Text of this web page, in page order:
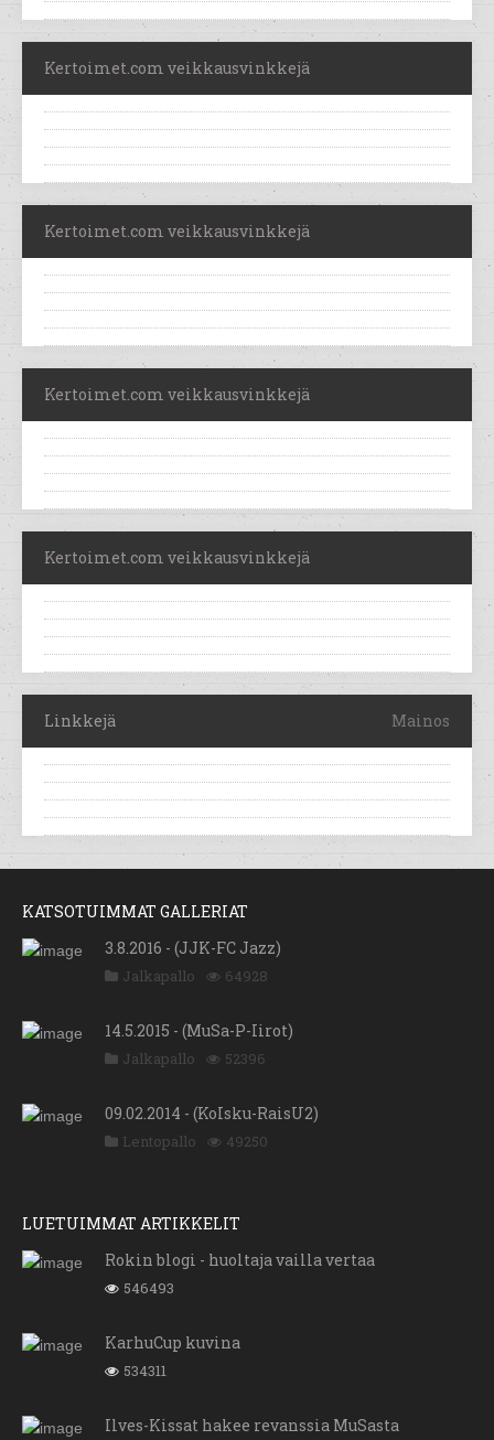
Kertoimet.com veikkausvinkkejä
Kertoimet.com veikkausvinkkejä
Kertoimet.com veikkausvinkkejä
Kertoimet.com veikkausvinkkejä
Linkkejä Mainos
KATSOTUIMMAT GALLERIAT
3.8.2016 - (JJK-FC Jazz)
Jalkapallo 64928
14.5.2015 - (MuSa-P-Iirot)
Jalkapallo 52396
09.02.2014 - (KoIsku-RaisU2)
Lentopallo 49250
LUETUIMMAT ARTIKKELIT
Rokin blogi - huoltaja vailla vertaa
546493
KarhuCup kuvina
534311
Ilves-Kissat hakee revanssia MuSasta